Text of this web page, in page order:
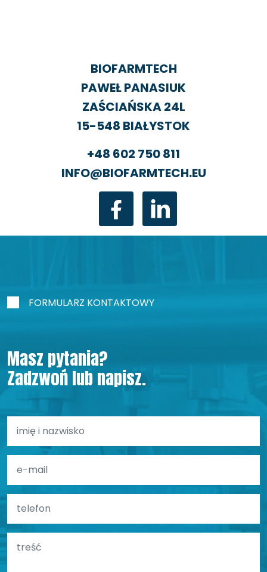
BIOFARMTECH
PAWEŁ PANASIUK
ZAŚCIAŃSKA 24L
15-548 BIAŁYSTOK
+48 602 750 811
INFO@BIOFARMTECH.EU
FORMULARZ KONTAKTOWY
Masz pytania?
Zadzwoń lub napisz.